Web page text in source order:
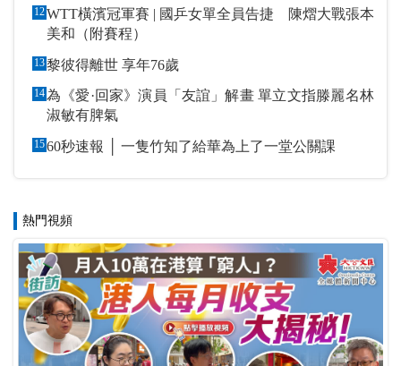
12WTT橫濱冠軍賽 | 國乒女單全員告捷 陳熠大戰張本
美和（附賽程）
13 黎彼得離世 享年76歲
14為《愛·回家》演員「友誼」解畫 單立文指滕麗名林
淑敏有脾氣
1560秒速報 │ 一隻竹知了給華為上了一堂公關課
熱門視頻